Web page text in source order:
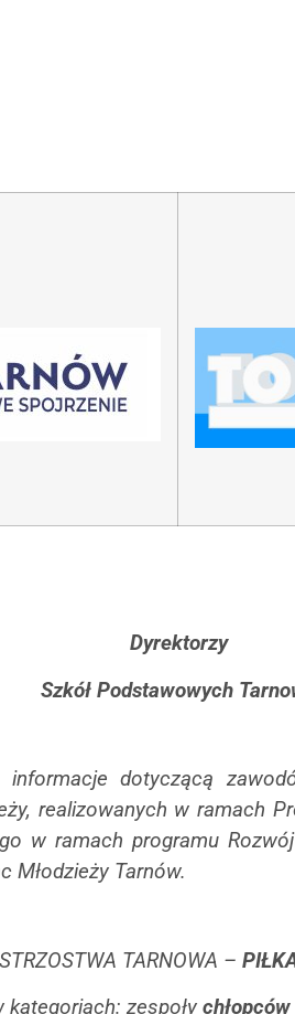
Dyrektorzy
Szkół Podstawowych
dotyczącą
realizowanych w ramach
w ramach programu
Młodzieży Tarnów.
TARNOWA –
kategoriach: zespołychłopców